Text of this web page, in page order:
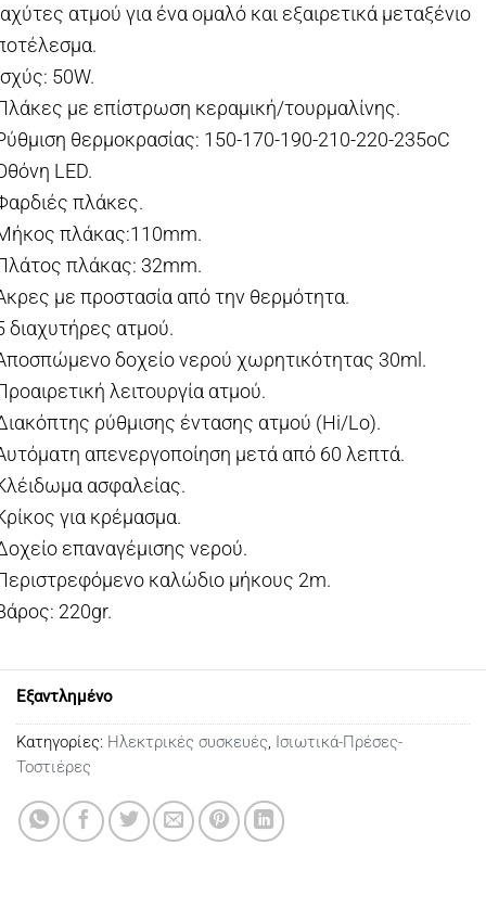
ατμού για ένα ομαλό και εξαιρετικά μεταξένιο
50W.
με επίστρωση κεραμική/τουρμαλίνης.
θερμοκρασίας: 150-170-190-210-220-235oC
LED.
πλάκες.
πλάκας:110mm.
πλάκας: 32mm.
με προστασία από την θερμότητα.
διαχυτήρες ατμού.
δοχείο νερού χωρητικότητας 30ml.
λειτουργία ατμού.
ρύθμισης έντασης ατμού (Hi/Lo).
απενεργοποίηση μετά από 60 λεπτά.
ασφαλείας.
για κρέμασμα.
επαναγέμισης νερού.
καλώδιο μήκους 2m.
220gr.
Εξαντλημένο
Κατηγορίες: Ηλεκτρικές συσκευές Ισιωτικά-Πρέσες-
Τοστιέρες